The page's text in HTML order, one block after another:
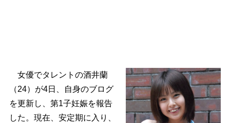
女優でタレントの酒井蘭
（24）が4日、自身のブログ
を更新し、第1子妊娠を報告
した。現在、安定期に入り、